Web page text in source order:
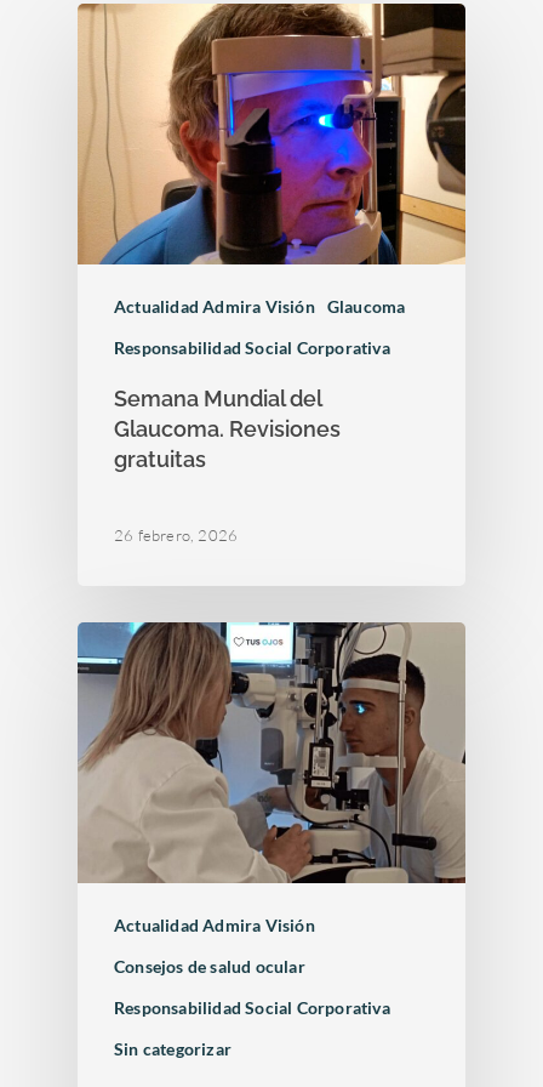
Actualidad Admira Visión Glaucoma
Responsabilidad Social Corporativa
Semana Mundial del
Glaucoma. Revisiones
gratuitas
26 febrero, 2026
Actualidad Admira Visión
Consejos de salud ocular
Responsabilidad Social Corporativa
Sin categorizar
Uveítis
Oclusión de la vena
de la retina
Otras…
mirada
Docencia
Congresos
Sesiones clínicas
Barcelona 24H